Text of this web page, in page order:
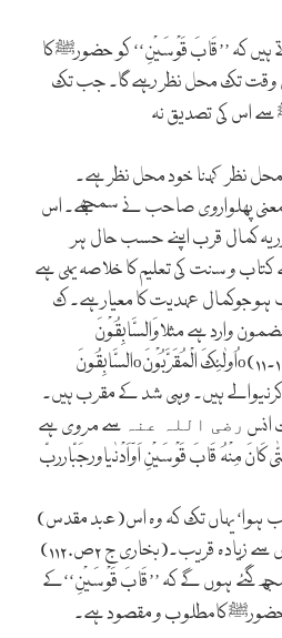
کہ ’’قَابَ قَوْسَیْنِ‘‘ کو حضورﷺکا
وقت تک محل نظر رہے گا۔ جب تک
سے اس کی تصدیق نہ
نظر کہنا خود محل نظر ہے۔
پھلواروی صاحب نے سمجھے۔ اس
یہ کمال قرب اپنے حسب حال ہر
و سنت کی تعلیم کا خلاصہ یہی ہے
عہدیت کا معیار ہے۔ ک
وارد ہے مثلاوَالسَّابِقُوْنَ
السَّابِقُونَoاُولٰئِکَ الْمُقَرَّبُوْنَo(پ۲۷ الواقعہ ۱۰۔۱۱) اور جو سبقت
ہیں۔ وہی شد کے مقرب ہیں۔
انس رضی اللہ عنہ
سے مروی ہے
کَانَ مِنْہُ قَابَ قَوْسَیْنِ اَوٓاَدْنٰیاورجَبّارربّ
ہوا‘ یہاں تک کہ وہ اس(عبد مقدس)
زیادہ قریب۔(بخاری ج ۲ص۱۱۲۰)
گئے ہوں گے کہ ’’قَابَ قَوْسَیْنِ‘‘کے
ﷺکامطلوب و مقصود ہے۔